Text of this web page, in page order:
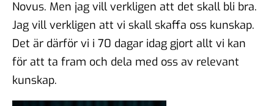
Novus. Men jag vill verkligen att det skall bli bra.
Jag vill verkligen att vi skall skaffa oss kunskap.
Det är därför vi i 70 dagar idag gjort allt vi kan
för att ta fram och dela med oss av relevant
kunskap.